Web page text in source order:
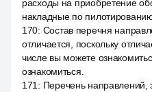
расходы на приобретение
накладные по пилотированию
170: Состав перечня
отличается, поскольку
числе вы можете
ознакомиться.
171 : Перечень направлений,